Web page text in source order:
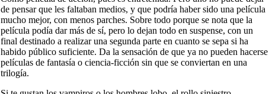
de pensar que les faltaban medios, y que podría haber sido una película
mucho mejor, con menos parches. Sobre todo porque se nota que la
película podía dar más de sí, pero lo dejan todo en suspense, con un
final destinado a realizar una segunda parte en cuanto se sepa si ha
habido público suficiente. Da la sensación de que ya no pueden hacerse
películas de fantasía o ciencia-ficción sin que se conviertan en una
trilogía.